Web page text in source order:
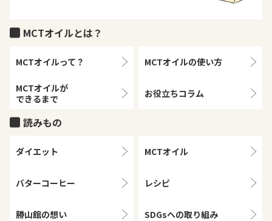
MCTオイルとは？
MCTオイルって？ MCTオイルの使い方
MCTオイルが
できるまで
お役立ちコラム
読みもの
ダイエット MCTオイル
バターコーヒー レシピ
勝山館の想い SDGsへの取り組み